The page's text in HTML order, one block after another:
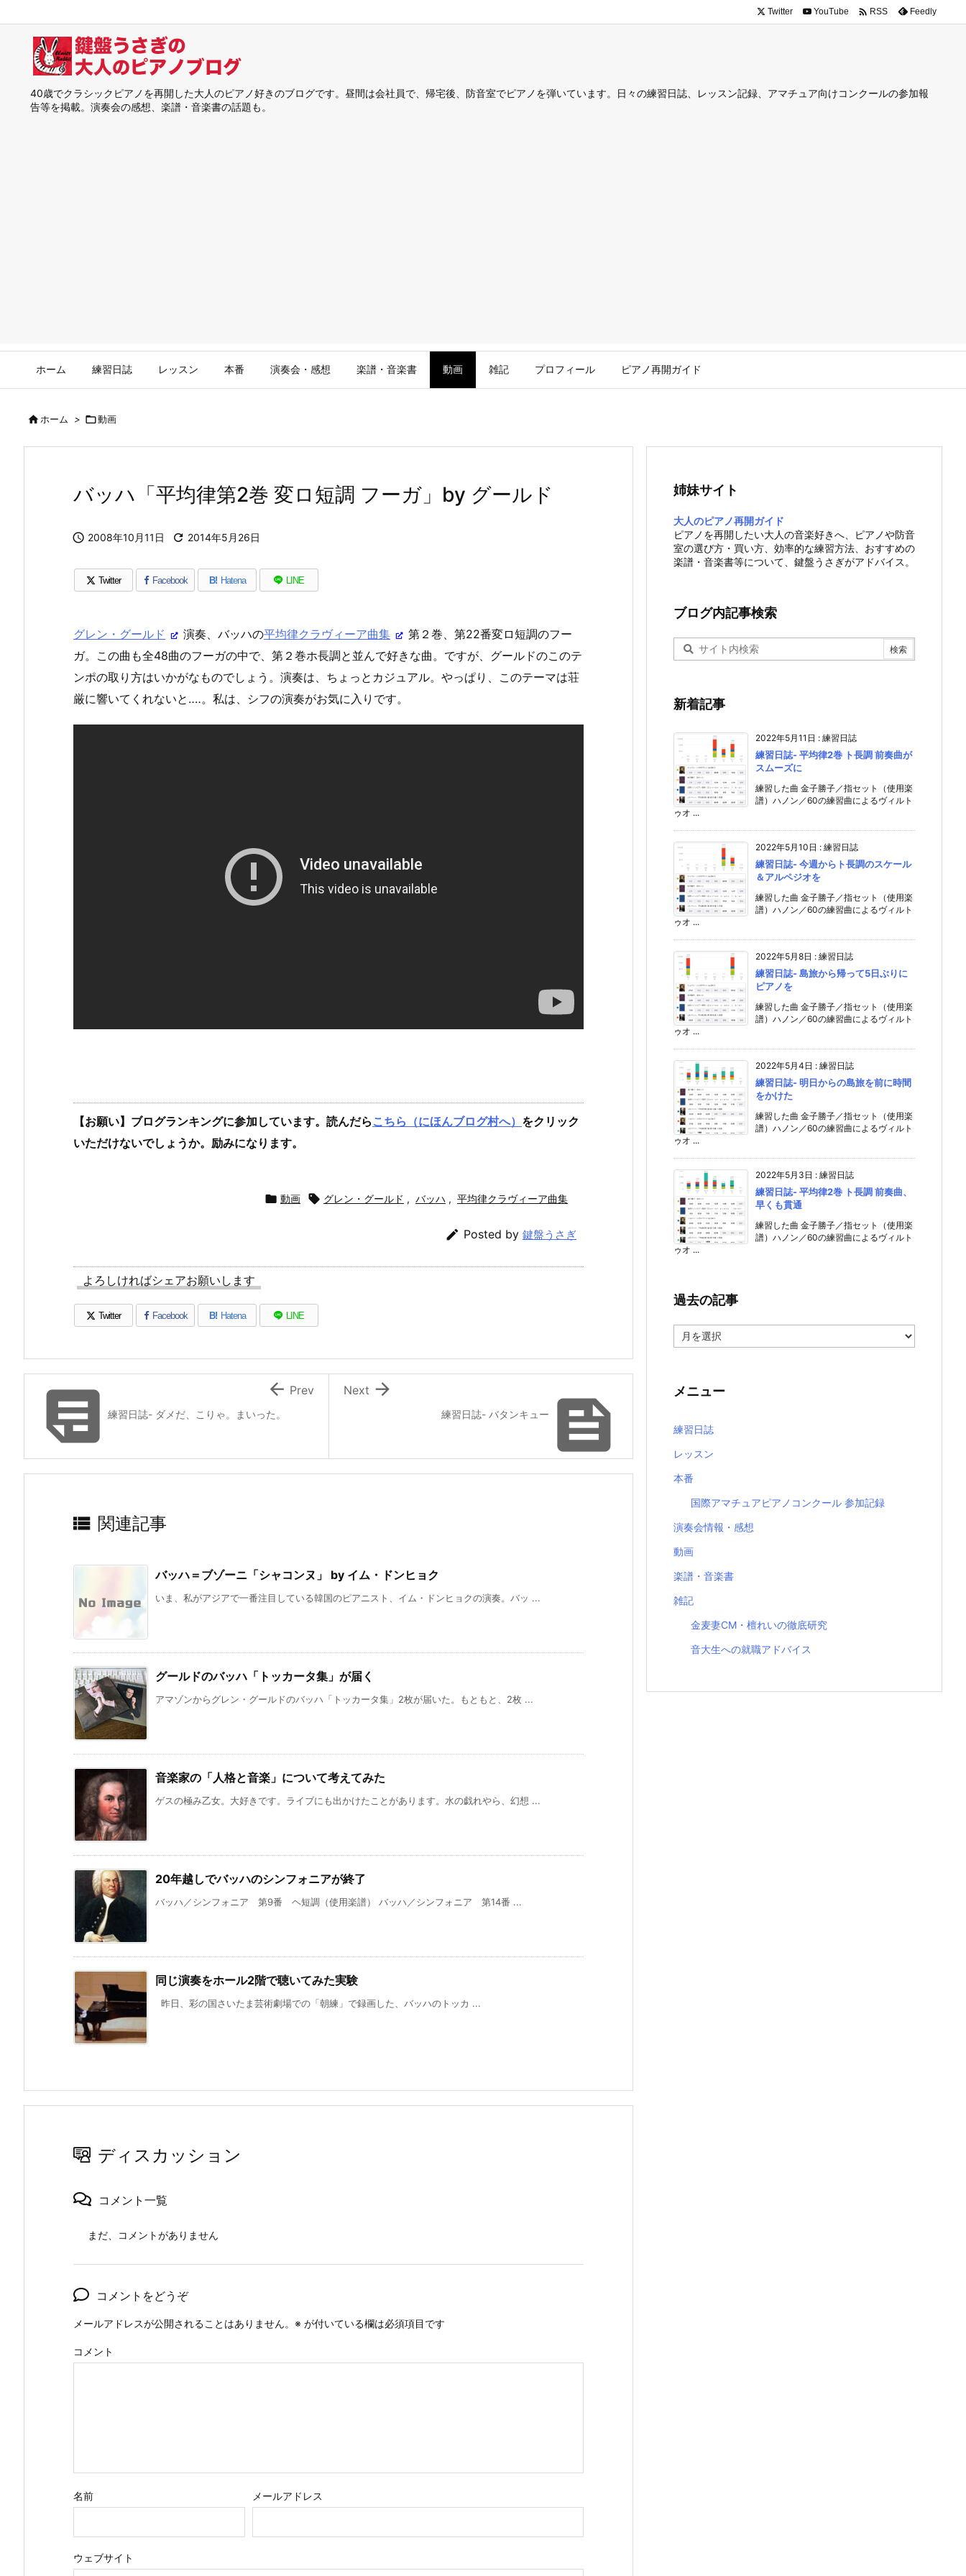
40歳でクラシックピアノを再開した大人のピアノ好きのブログです。昼間は会社員で、帰宅後、防音室でピアノを弾いています。日々の練習日誌、レッスン記録、アマチュア向けコンクールの参加報
告等を掲載。演奏会の感想、楽譜・音楽書の話題も。
ホーム 練習日誌 レッスン 本番 演奏会・感想 楽譜・音楽書 動画 雑記 プロフィール ピアノ再開ガイド
Twitter YouTube  RSS Feedly
ホーム > 動画
バッハ「平均律第2巻 変ロ短調 フーガ」by グールド
 2008年10月11日  2014年5月26日
Twitter Facebook B! Hatena LINE
グレン・グールド 演奏、バッハの平均律クラヴィーア曲集
第２巻、第22番変ロ短調のフー
ガ。この曲も全48曲のフーガの中で、第２巻ホ長調と並んで好きな曲。ですが、グールドのこのテ
ンポの取り方はいかがなものでしょう。演奏は、ちょっとカジュアル。やっぱり、このテーマは荘
厳に響いてくれないと‥‥。私は、シフの演奏がお気に入りです。
【お願い】ブログランキングに参加しています。読んだら こちら（にほんブログ村へ） をクリック
いただけないでしょうか。励みになります。
 動画  グレン・グールド , バッハ , 平均律クラヴィーア曲集
 Posted by 鍵盤うさぎ
よろしければシェアお願いします
Twitter Facebook B! Hatena LINE

練習日誌- バタンキュー

Next
練習日誌- ダメだ、こりゃ。まいった。
 Prev
 関連記事
バッハ＝ブゾーニ「シャコンヌ」 by イム・ドンヒョク
いま、私がアジアで一番注目している韓国のピアニスト、イム・ドンヒョクの演奏。バッ ...
グールドのバッハ「トッカータ集」が届く
アマゾンからグレン・グールドのバッハ「トッカータ集」2枚が届いた。もともと、2枚 ...
音楽家の「人格と音楽」について考えてみた
ゲスの極み乙女。大好きです。ライブにも出かけたことがあります。水の戯れやら、幻想 ...
20年越しでバッハのシンフォニアが終了
バッハ／シンフォニア 第9番 ヘ短調（使用楽譜） バッハ／シンフォニア 第14番 ...
同じ演奏をホール2階で聴いてみた実験
昨日、彩の国さいたま芸術劇場での「朝練」で録画した、バッハのトッカ ...
ディスカッション
コメント一覧
まだ、コメントがありません
コメントをどうぞ
メールアドレスが公開されることはありません。 ※ が付いている欄は必須項目です
コメント
名前 メールアドレス
ウェブサイト
姉妹サイト
大人のピアノ再開ガイド
ピアノを再開したい大人の音楽好きへ、ピアノや防音
室の選び方・買い方、効率的な練習方法、おすすめの
楽譜・音楽書等について、鍵盤うさぎがアドバイス。
ブログ内記事検索
新着記事
2022年5月11日 : 練習日誌
練習日誌- 平均律2巻 ト長調 前奏曲が
スムーズに
練習した曲 金子勝子／指セット（使用楽
譜）ハノン／60の練習曲によるヴィルト
ゥオ ...
2022年5月10日 : 練習日誌
練習日誌- 今週からト長調のスケール
＆アルペジオを
練習した曲 金子勝子／指セット（使用楽
譜）ハノン／60の練習曲によるヴィルト
ゥオ ...
2022年5月8日 : 練習日誌
練習日誌- 島旅から帰って5日ぶりに
ピアノを
練習した曲 金子勝子／指セット（使用楽
譜）ハノン／60の練習曲によるヴィルト
ゥオ ...
2022年5月4日 : 練習日誌
練習日誌- 明日からの島旅を前に時間
をかけた
練習した曲 金子勝子／指セット（使用楽
譜）ハノン／60の練習曲によるヴィルト
ゥオ ...
2022年5月3日 : 練習日誌
練習日誌- 平均律2巻 ト長調 前奏曲、
早くも貫通
練習した曲 金子勝子／指セット（使用楽
譜）ハノン／60の練習曲によるヴィルト
ゥオ ...
過去の記事
去
事
メニュー
練習日誌
レッスン
本番
国際アマチュアピアノコンクール 参加記録
演奏会情報・感想
動画
楽譜・音楽書
雑記
金麦妻CM・檀れいの徹底研究
音大生への就職アドバイス